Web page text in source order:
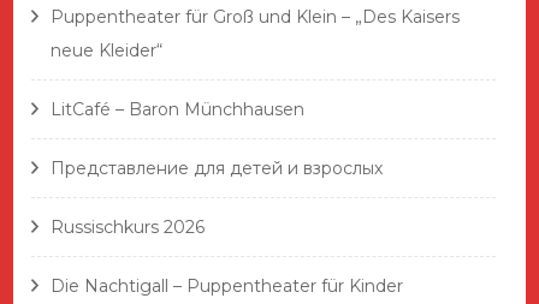
Puppentheater für Groß und Klein – „Des Kaisers
neue Kleider“
LitCafé – Baron Münchhausen
Представление для детей и взрослых
Russischkurs 2026
Die Nachtigall – Puppentheater für Kinder